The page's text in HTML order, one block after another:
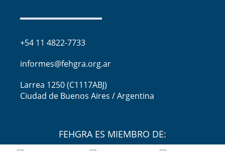
+54 11 4822-7733
informes@fehgra.org.ar
Larrea 1250 (C1117ABJ)
Ciudad de Buenos Aires / Argentina
FEHGRA ES MIEMBRO DE: